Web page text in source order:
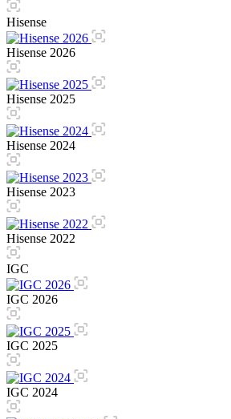
Hisense
Hisense 2026
Hisense 2025
Hisense 2024
Hisense 2023
Hisense 2022
IGC
IGC 2026
IGC 2025
IGC 2024